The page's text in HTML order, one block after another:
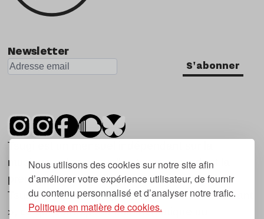
Nous utilisons des cookies sur notre site afin
d’améliorer votre expérience utilisateur, de fournir
du contenu personnalisé et d’analyser notre trafic.
Politique en matière de cookies.
Newsletter
S'abonner
Tsugi est un mensuel indépendant sur la
musique et les nouvelles tendances, dont la
première parution date de 2007.
Tsugi en japonais signifie « prochain », « suivant
», ce qui correspond à la thématique du